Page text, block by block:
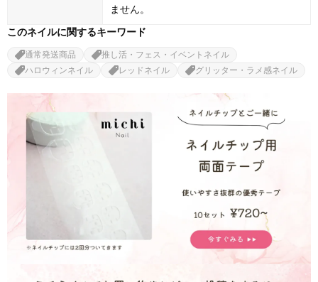
ません。
このネイルに関するキーワード
通常発送商品
推し活・フェス・イベントネイル
ハロウィンネイル
レッドネイル グリッター・ラメ感ネイル